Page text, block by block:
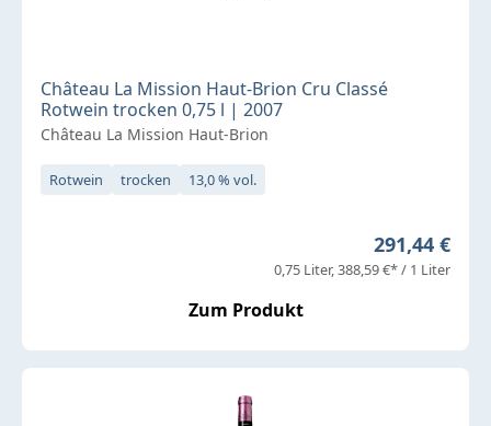
Château La Mission Haut-Brion Cru Classé
Rotwein trocken 0,75 l | 2007
Château La Mission Haut-Brion
Rotwein trocken 13,0 % vol.
Regulärer
291,44 €
0,75 Liter 388,59 €* / 1 Liter
Zum Produkt